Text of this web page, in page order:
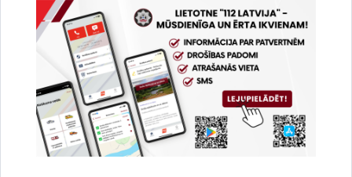
Vai šī informācija bija noderīga?
Sniegt atsauksmi